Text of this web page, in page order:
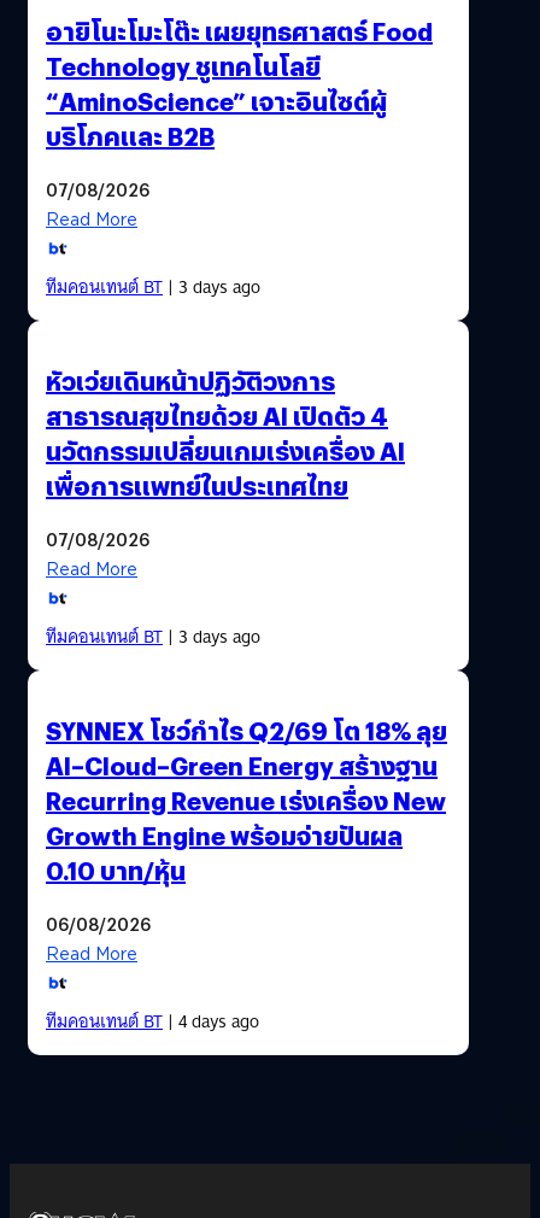
อายิโนะโมะโต๊ะ เผยยุทธศาสตร์ Food
Technology ชูเทคโนโลยี
“AminoScience” เจาะอินไซต์ผู้
บริโภคและ B2B
07/08/2026
Read More
ทีมคอนเทนต์ BT| 3 days ago
หัวเว่ยเดินหน้าปฏิวัติวงการ
สาธารณสุขไทยด้วย AI เปิดตัว 4
นวัตกรรมเปลี่ยนเกมเร่งเครื่อง AI
เพื่อการแพทย์ในประเทศไทย
07/08/2026
Read More
ทีมคอนเทนต์ BT| 3 days ago
SYNNEX โชว์กำไร Q2/69 โต 18% ลุย
AI–Cloud–Green Energy สร้างฐาน
Recurring Revenue เร่งเครื่อง New
Growth Engine พร้อมจ่ายปันผล
0.10 บาท/หุ้น
06/08/2026
Read More
ทีมคอนเทนต์ BT| 4 days ago